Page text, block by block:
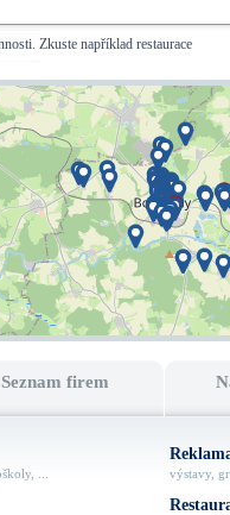
Zkuste například restaurace
Seznam firem
... výstavy,